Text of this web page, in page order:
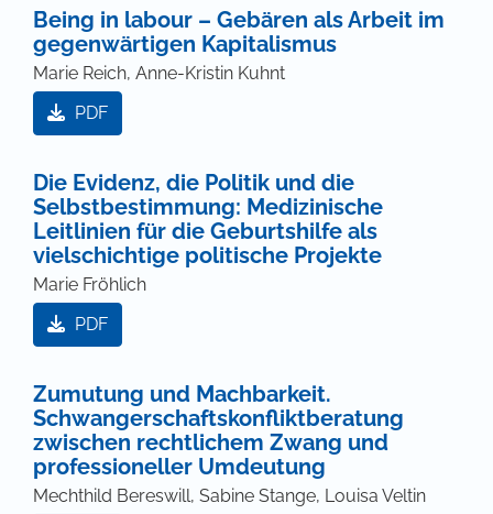
Being in labour – Gebären als Arbeit im
gegenwärtigen Kapitalismus
Marie Reich, Anne-Kristin Kuhnt
PDF
Die Evidenz, die Politik und die
Selbstbestimmung: Medizinische
Leitlinien für die Geburtshilfe als
vielschichtige politische Projekte
Marie Fröhlich
PDF
Zumutung und Machbarkeit.
Schwangerschaftskonfliktberatung
zwischen rechtlichem Zwang und
professioneller Umdeutung
Mechthild Bereswill, Sabine Stange, Louisa Veltin